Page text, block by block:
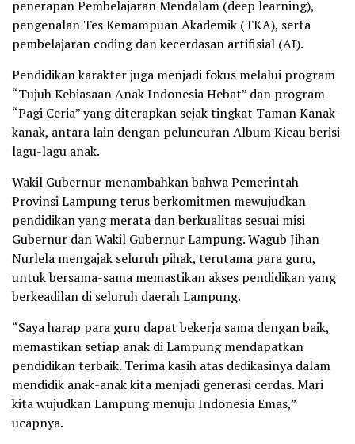
penerapan Pembelajaran Mendalam (deep learning),
pengenalan Tes Kemampuan Akademik (TKA), serta
pembelajaran coding dan kecerdasan artifisial (AI).
Pendidikan karakter juga menjadi fokus melalui program
“Tujuh Kebiasaan Anak Indonesia Hebat” dan program
“Pagi Ceria” yang diterapkan sejak tingkat Taman Kanak-
kanak, antara lain dengan peluncuran Album Kicau berisi
lagu-lagu anak.
Wakil Gubernur menambahkan bahwa Pemerintah
Provinsi Lampung terus berkomitmen mewujudkan
pendidikan yang merata dan berkualitas sesuai misi
Gubernur dan Wakil Gubernur Lampung. Wagub Jihan
Nurlela mengajak seluruh pihak, terutama para guru,
untuk bersama-sama memastikan akses pendidikan yang
berkeadilan di seluruh daerah Lampung.
“Saya harap para guru dapat bekerja sama dengan baik,
memastikan setiap anak di Lampung mendapatkan
pendidikan terbaik. Terima kasih atas dedikasinya dalam
mendidik anak-anak kita menjadi generasi cerdas. Mari
kita wujudkan Lampung menuju Indonesia Emas,”
ucapnya.